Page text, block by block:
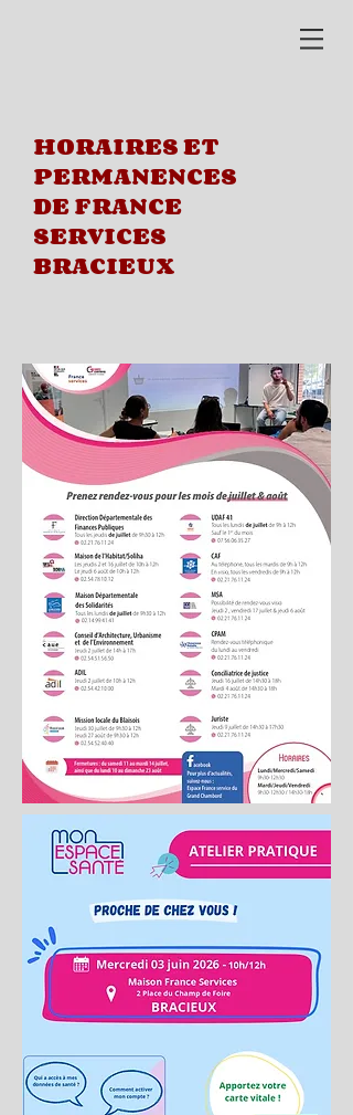
HORAIRES ET
PERMANENCES
DE FRANCE
SERVICES
BRACIEUX